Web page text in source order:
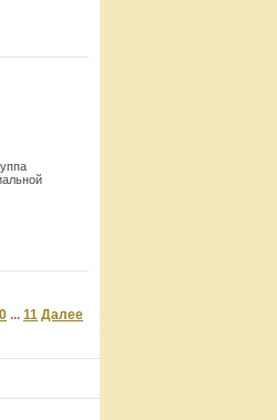
... 11 Далее